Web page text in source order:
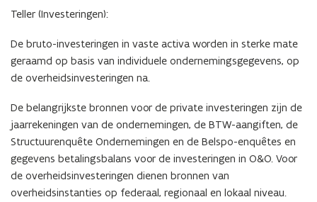
Teller (Investeringen):
De bruto-investeringen in vaste activa worden in sterke mate
geraamd op basis van individuele ondernemingsgegevens, op
de overheidsinvesteringen na.
De belangrijkste bronnen voor de private investeringen zijn de
jaarrekeningen van de ondernemingen, de BTW-aangiften, de
Structuurenquête Ondernemingen en de Belspo-enquêtes en
gegevens betalingsbalans voor de investeringen in O&O. Voor
de overheidsinvesteringen dienen bronnen van
overheidsinstanties op federaal, regionaal en lokaal niveau.